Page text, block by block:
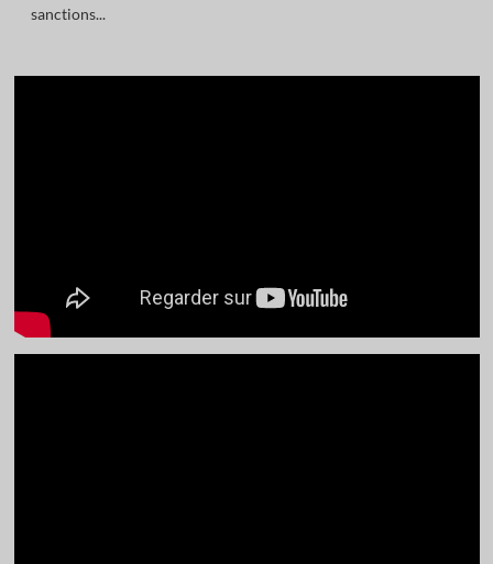
sanctions...